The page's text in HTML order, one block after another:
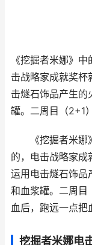
《挖掘者米娜》
击战略家成就奖杯
击燧石饰品产生的
罐。二周目（2+1
《挖掘者米
的，电击战略家成
运用电击燧石饰品
和血浆罐。二周目
血后，跑远一点把
挖掘者米娜电